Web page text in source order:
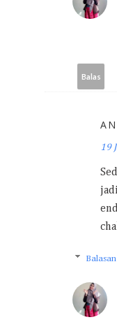
Balas
19
Balasan